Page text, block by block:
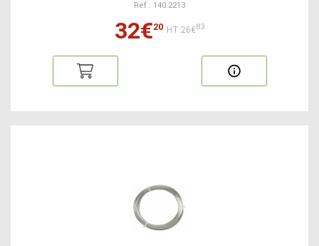
Ref : 140.2213
32€20 HT:26€83